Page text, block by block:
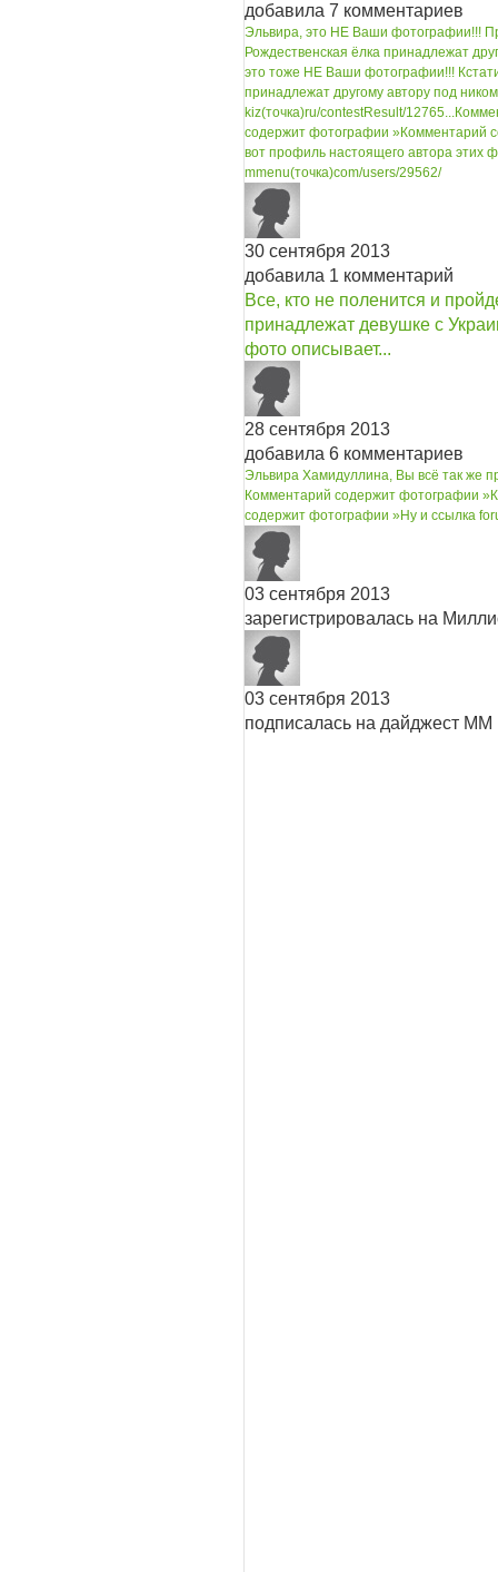
добавила 7 комментариев
Эльвира, это НЕ Ваши фотографии!!!
Рождественская ёлка принадлежат
это тоже НЕ Ваши фотографии!!!
принадлежат другому автору под
kiz(точка)ru/contestResult/12765...
содержит фотографии »Комментарий
вот профиль настоящего автора этих
mmenu(точка)com/users/29562/
30 сентября 2013
добавила 1 комментарий
Все, кто не поленится и
принадлежат девушке с
фото описывает...
28 сентября 2013
добавила 6 комментариев
Эльвира Хамидуллина, Вы всё так же
Комментарий содержит фотографии »
содержит фотографии »Ну и ссылка
03 сентября 2013
зарегистрировалась на
03 сентября 2013
подписалась на дайджест ММ